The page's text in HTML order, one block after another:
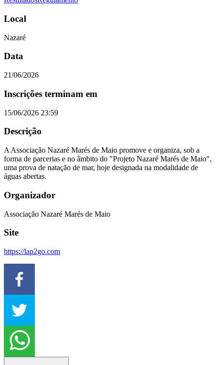
Local
Nazaré
Data
21/06/2026
Inscrições terminam em
15/06/2026 23:59
Descrição
A Associação Nazaré Marés de Maio promove e organiza, sob a
forma de parcerias e no âmbito do "Projeto Nazaré Marés de Maio",
uma prova de natação de mar, hoje designada na modalidade de
águas abertas.
Organizador
Associação Nazaré Marés de Maio
Site
https://lap2go.com